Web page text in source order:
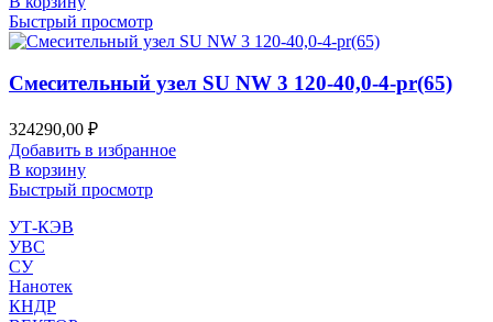
Быстрый просмотр
Смесительный узел SU NW 3 120-40,0-4-pr(65)
324290,00 ₽
Добавить в избранное
В корзину
Быстрый просмотр
УТ-КЭВ
УВС
СУ
Нанотек
КНДР